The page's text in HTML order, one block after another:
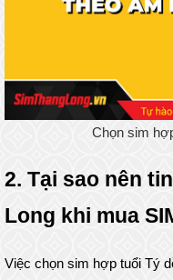
Chọn sim
2. Tại sao nên
Long khi mua
Việc chọn sim hợp tuổi Tý